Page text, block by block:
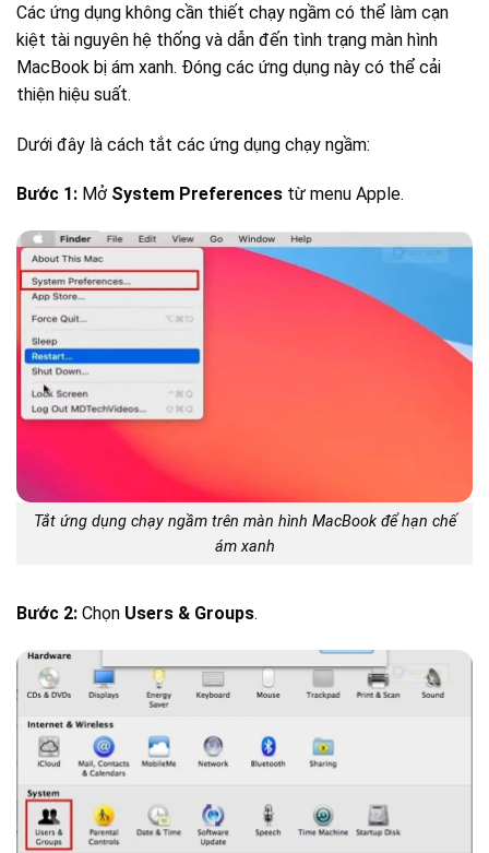
Các ứng dụng không cần thiết chạy ngầm có thể làm cạn
kiệt tài nguyên hệ thống và dẫn đến tình trạng màn hình
MacBook bị ám xanh. Đóng các ứng dụng này có thể cải
thiện hiệu suất.
Dưới đây là cách tắt các ứng dụng chạy ngầm:
Bước 1: Mở System Preferences từ menu Apple.
Tắt ứng dụng chạy ngầm trên màn hình MacBook để hạn chế
ám xanh
Bước 2: Chọn Users & Groups.